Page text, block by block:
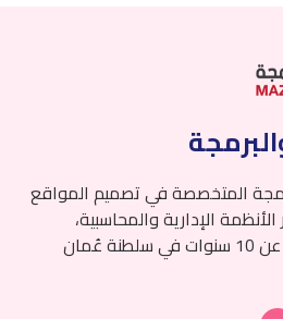
المتخصصة في تصميم المواقع
الأنظمة الإدارية والمحاسبية،
وتطبيقات الويب، بخبرة تزيد عن 10 سنوات في سلطنة عُمان